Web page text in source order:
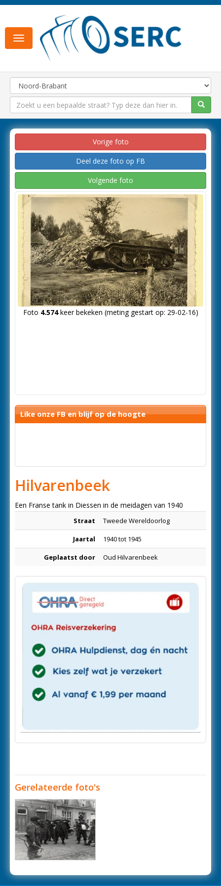
Toggle
navigation
Vorige foto
Deel deze foto op FB
Volgende foto
Foto 4.574keer bekeken (meting gestart op: 29-02-16)
Like onze FB en blijf op de hoogte
Hilvarenbeek
Een Franse tank in Diessen in de meidagen van 1940
Straat Tweede Wereldoorlog
Jaartal 1940 tot 1945
Geplaatst door Oud Hilvarenbeek
Gerelateerde foto's